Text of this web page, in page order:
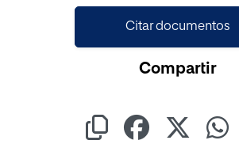
Citar documentos
Compartir